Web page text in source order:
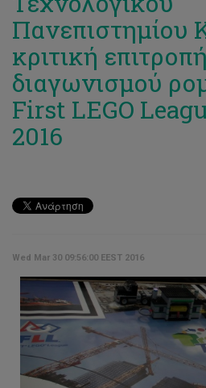
Πανεπιστημίου
κριτική
διαγωνισμού
First LEGO
2016
Wed Mar 30 09:56:00 EEST 2016